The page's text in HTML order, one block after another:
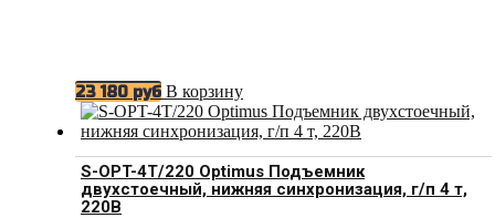
23 180 руб В корзину
S-OPT-4T/220 Optimus Подъемник
двухстоечный, нижняя синхронизация, г/п 4 т,
220В